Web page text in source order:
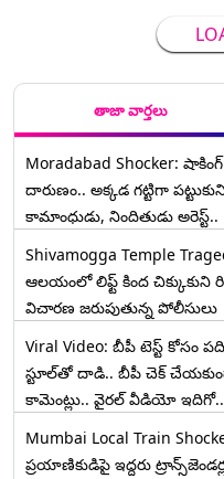
తాజా వార్తలు
Moradabad Shocker:
దారుణం.. అక్కడ గట్టిగా
కామాంధుడు, నిందితుడు అరెస్ట్..
Shivamogga Temple
ఆలయంలో లిఫ్ట్ కింద
విచారణ జరుపుతున్న పోలీసులు
Viral Video: బీపీ టెస్ట్‌ కోసం
స్టూల్‌తో దాడి.. బీపీ చెక్
కామెంట్లు.. వైరల్ వీడియో ఇదిగో..
Mumbai Local Train
ప్రయాణికుడిపై ఇద్దరు